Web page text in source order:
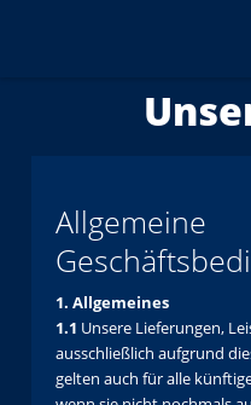
Allgemeine
1. Allgemeines
1.1 Unsere Lieferungen,
ausschließlich aufgrund
gelten auch für alle